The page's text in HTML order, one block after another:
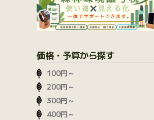
価格・予算から探す
100円～
200円～
300円～
400円～